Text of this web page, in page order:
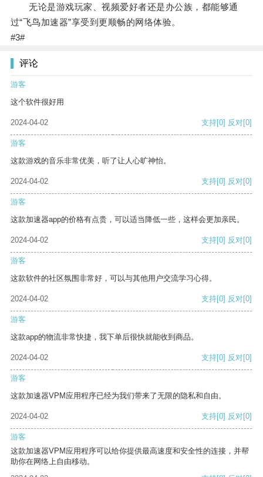
无论是游戏玩家、视频爱好者还是办公族，都能够通
过“飞鸟加速器”享受到更顺畅的网络体验。
#3#
评论
游客
这个软件很好用
2024-04-02 支持[0] 反对[0]
游客
这款游戏的音乐非常优美，听了让人心旷神怡。
2024-04-02 支持[0] 反对[0]
游客
这款加速器app的价格有点贵，可以适当降低一些，这样会更加亲民。
2024-04-02 支持[0] 反对[0]
游客
这款软件的社区氛围非常好，可以与其他用户交流学习心得。
2024-04-02 支持[0] 反对[0]
游客
这款app的物流非常快捷，我下单后很快就能收到商品。
2024-04-02 支持[0] 反对[0]
游客
这款加速器VPM应用程序已经为我们带来了无限的隐私和自由。
2024-04-02 支持[0] 反对[0]
游客
这款加速器VPM应用程序可以给你提供最高速度和安全性的连接，并帮
助你在网络上自由移动。